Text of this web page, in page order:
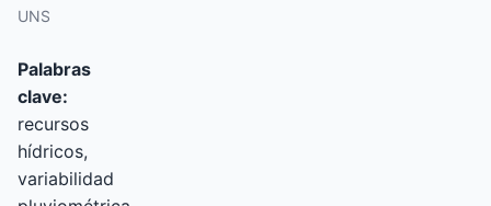
UNS
Palabras
clave:
recursos
hídricos,
variabilidad